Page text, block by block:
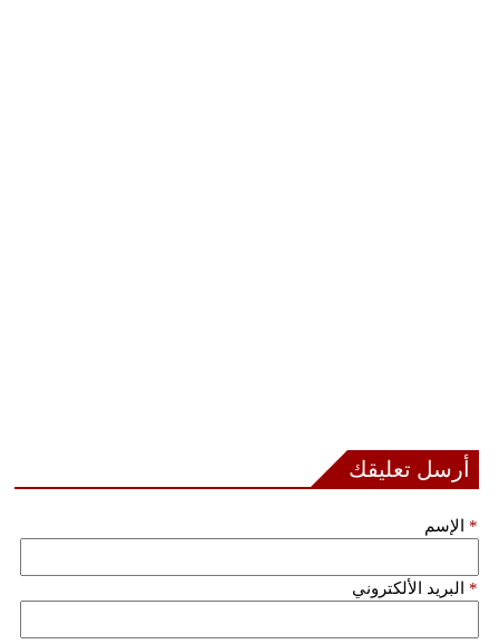
أرسل تعليقك
الإسم *
البريد الألكتروني *